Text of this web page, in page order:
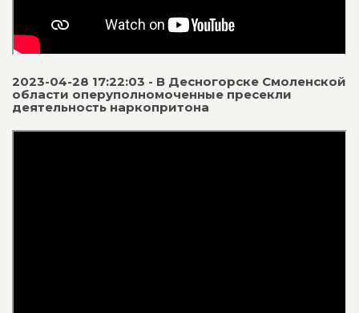
2023-04-28 17:22:03 - В Десногорске Смоленской
области оперуполномоченные пресекли
деятельность наркопритона